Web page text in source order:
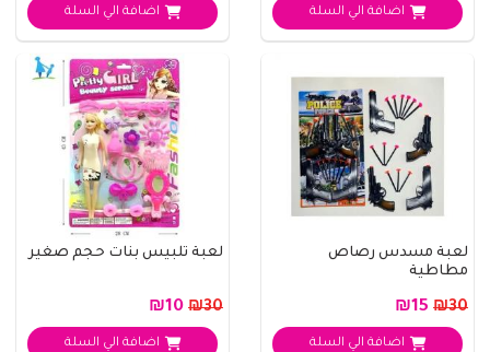
اضافة الي السلة اضافة الي السلة
لعبة مسدس رصاص
مطاطية
₪30
اضافة الي السلة
لعبة تلبيس بنات حجم صغير
₪30
اضافة الي السلة